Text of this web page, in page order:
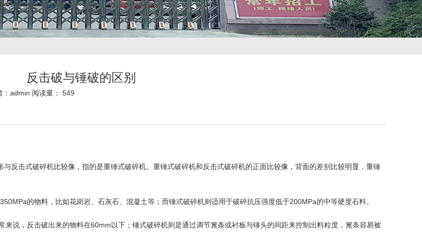
反击破与锤破的区别
：admin 阅读量： 549
反击式破碎机比较像，指的是重锤式破碎机。重锤式破碎机和反击式破碎机的正面比较像，背面的差别比较明显，重锤
的物料，比如花岗岩、石灰石、混凝土等；而锤式破碎机则适用于破碎抗压强度低于200MPa的中等硬度石料。
说，反击破出来的物料在60mm以下；锤式破碎机则是通过调节篦条或衬板与锤头的间距来控制出料粒度，篦条容易被